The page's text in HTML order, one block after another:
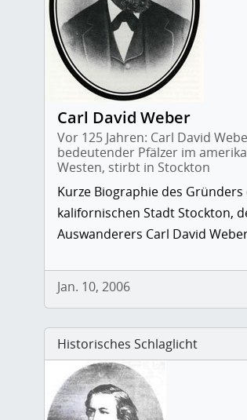
Carl David Weber
Vor 125 Jahren: Carl David
bedeutender Pfälzer im
Westen, stirbt in Stockton
Kurze Biographie des Gründers
kalifornischen Stadt Stockton,
Auswanderers Carl David
Jan. 10, 2006
Historisches Schlaglicht